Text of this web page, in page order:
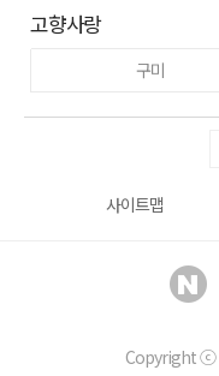
고향사랑
구미
사이트맵
Copyright ⓒ